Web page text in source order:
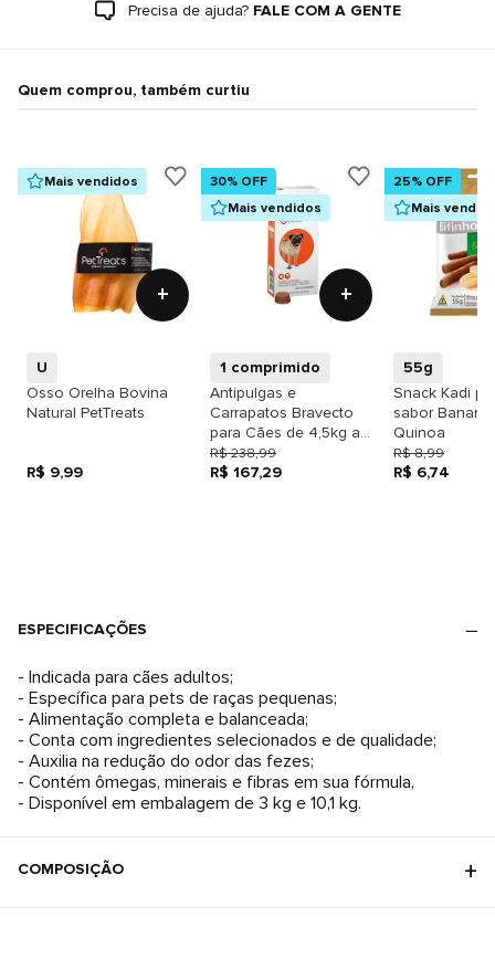
Precisa de ajuda? FALE COM A GENTE
Quem comprou, também curtiu
Mais vendidos
+
U
Osso Orelha Bovina
Natural PetTreats
R$ 9,99
30% OFF
Mais vendidos
+
1 comprimido
Antipulgas e
Carrapatos Bravecto
para Cães de 4,5kg a
10kg - 250mg
R$ 238,99
R$ 167,29
25% OFF
Mais
55g
Snack Kadi
sabor Banana
Quinoa
R$ 8,99
R$ 6,74
ESPECIFICAÇÕES
- Indicada para cães adultos;
- Específica para pets de raças pequenas;
- Alimentação completa e balanceada;
- Conta com ingredientes selecionados e de qualidade;
- Auxilia na redução do odor das fezes;
- Contém ômegas, minerais e fibras em sua fórmula,
- Disponível em embalagem de 3 kg e 10,1 kg.
COMPOSIÇÃO